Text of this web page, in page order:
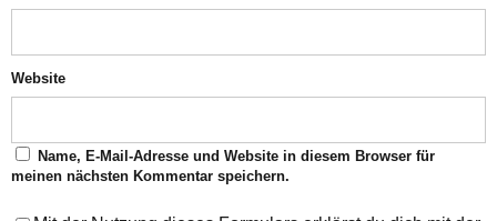
Website
Name, E-Mail-Adresse und Website in diesem Browser für
meinen nächsten Kommentar speichern.